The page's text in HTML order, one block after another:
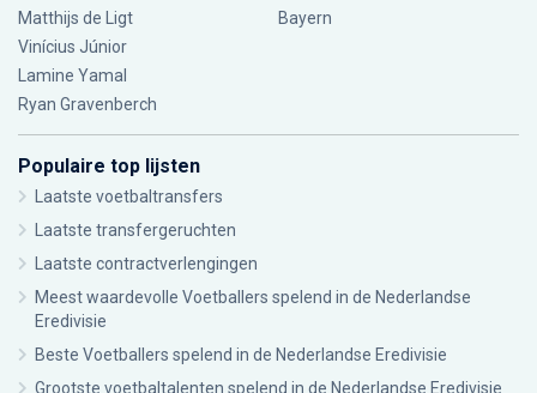
Matthijs de Ligt
Vinícius Júnior
Lamine Yamal
Ryan Gravenberch
Bayern
Populaire top lijsten
Laatste voetbaltransfers
Laatste transfergeruchten
Laatste contractverlengingen
Meest waardevolle Voetballers spelend in de Nederlandse
Eredivisie
Beste Voetballers spelend in de Nederlandse Eredivisie
Grootste voetbaltalenten spelend in de Nederlandse Eredivisie